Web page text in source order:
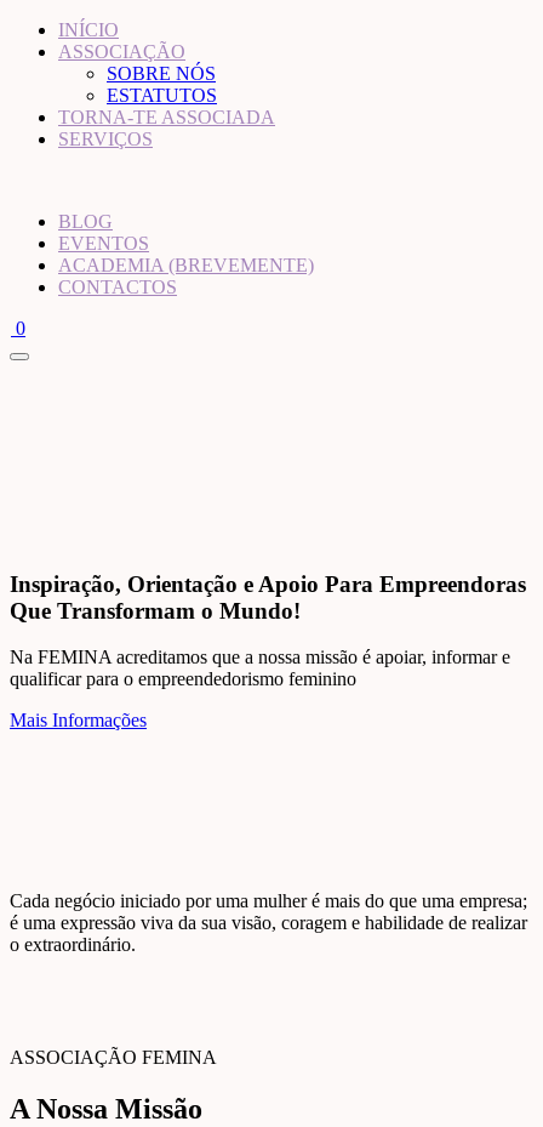
INÍCIO
ASSOCIAÇÃO
SOBRE NÓS
ESTATUTOS
TORNA-TE ASSOCIADA
SERVIÇOS
BLOG
EVENTOS
ACADEMIA (BREVEMENTE)
CONTACTOS
0
Inspiração, Orientação e Apoio Para Empreendoras
Que Transformam o Mundo!
Na FEMINA acreditamos que a nossa missão é apoiar, informar e
qualificar para o empreendedorismo feminino
Mais Informações
Cada negócio iniciado por uma mulher é mais do que uma empresa;
é uma expressão viva da sua visão, coragem e habilidade de realizar
o extraordinário.
ASSOCIAÇÃO FEMINA
A Nossa Missão